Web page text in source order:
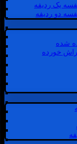
یک ردیفه
دو ردیفه
شده
خورده